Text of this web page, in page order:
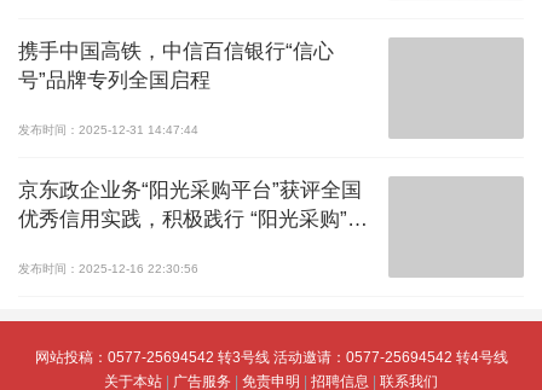
携手中国高铁，中信百信银行“信心
号”品牌专列全国启程
发布时间：2025-12-31 14:47:44
京东政企业务“阳光采购平台”获评全国
优秀信用实践，积极践行 “阳光采购”倡
发布时间：2025-12-16 22:30:56
网站投稿：0577-25694542 转3号线 活动邀请：0577-25694542 转4号线
关于本站
广告服务 免责申明 招聘信息 联系我们